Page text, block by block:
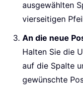
ausgewählten
vierseitigen
An die neue
Halten Sie die
auf die Spalte
gewünschte